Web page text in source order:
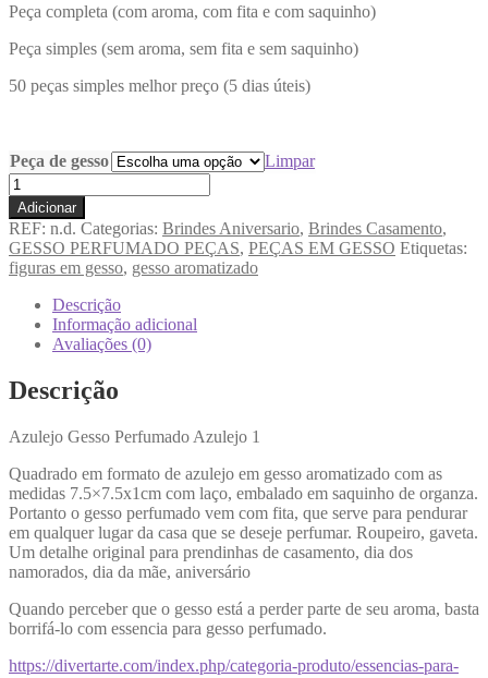
Peça completa (com aroma, com fita e com saquinho)
Peça simples (sem aroma, sem fita e sem saquinho)
50 peças simples melhor preço (5 dias úteis)
Peça de gesso Limpar
Adicionar
REF: n.d. Categorias: Brindes Aniversario, Brindes Casamento,
GESSO PERFUMADO PEÇAS, PEÇAS EM GESSO Etiquetas:
figuras em gesso, gesso aromatizado
Descrição
Informação adicional
Avaliações (0)
Descrição
Azulejo Gesso Perfumado Azulejo 1
Quadrado em formato de azulejo em gesso aromatizado com as
medidas 7.5×7.5x1cm com laço, embalado em saquinho de organza.
Portanto o gesso perfumado vem com fita, que serve para pendurar
em qualquer lugar da casa que se deseje perfumar. Roupeiro, gaveta.
Um detalhe original para prendinhas de casamento, dia dos
namorados, dia da mãe, aniversário
Quando perceber que o gesso está a perder parte de seu aroma, basta
borrifá-lo com essencia para gesso perfumado.
https://divertarte.com/index.php/categoria-produto/essencias-para-